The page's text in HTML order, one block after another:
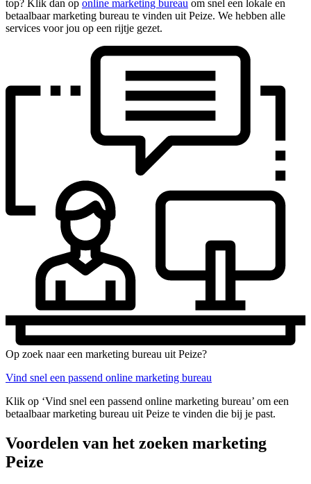
top? Klik dan op online marketing bureau om snel een lokale en
betaalbaar marketing bureau te vinden uit Peize. We hebben alle
services voor jou op een rijtje gezet.
Op zoek naar een marketing bureau uit Peize?
Vind snel een passend online marketing bureau
Klik op ‘Vind snel een passend online marketing bureau’ om een
betaalbaar marketing bureau uit Peize te vinden die bij je past.
Voordelen van het zoeken marketing
Peize